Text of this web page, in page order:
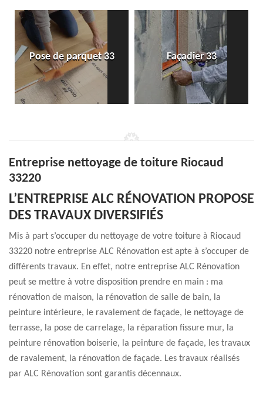
Pose de parquet 33 Façadier 33
Entreprise nettoyage de toiture Riocaud
33220
L’ENTREPRISE ALC RÉNOVATION PROPOSE
DES TRAVAUX DIVERSIFIÉS
Mis à part s’occuper du nettoyage de votre toiture à Riocaud
33220 notre entreprise ALC Rénovation est apte à s’occuper de
différents travaux. En effet, notre entreprise ALC Rénovation
peut se mettre à votre disposition prendre en main : ma
rénovation de maison, la rénovation de salle de bain, la
peinture intérieure, le ravalement de façade, le nettoyage de
terrasse, la pose de carrelage, la réparation fissure mur, la
peinture rénovation boiserie, la peinture de façade, les travaux
de ravalement, la rénovation de façade. Les travaux réalisés
par ALC Rénovation sont garantis décennaux.